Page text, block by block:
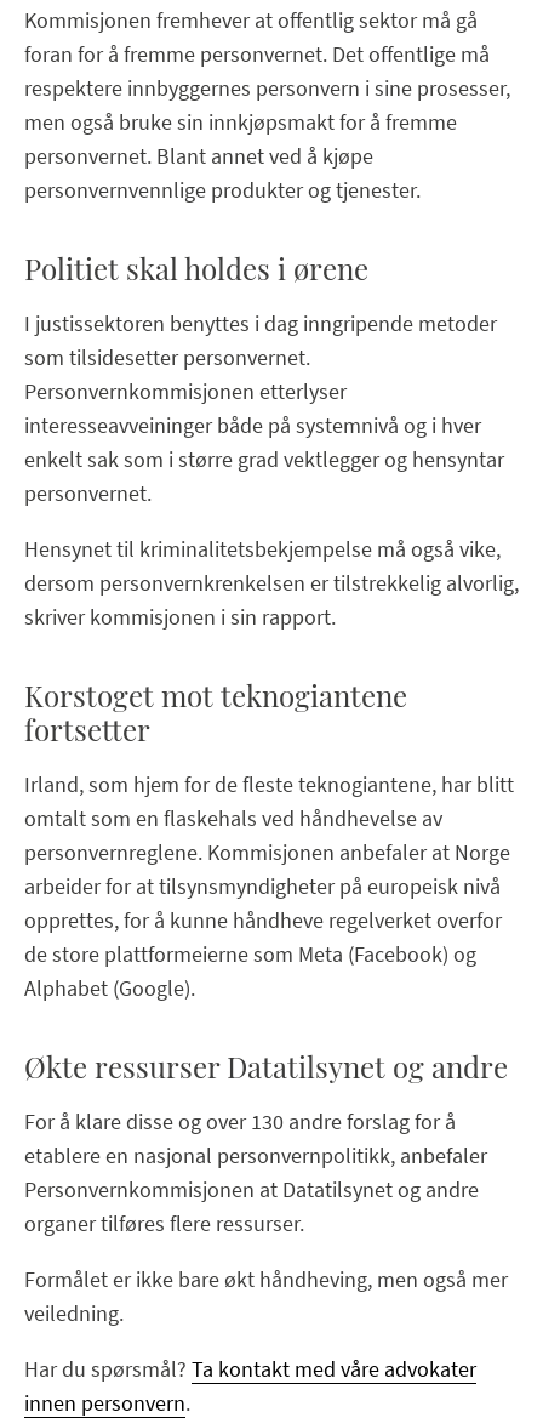
Kommisjonen fremhever at offentlig sektor må gå
foran for å fremme personvernet. Det offentlige må
respektere innbyggernes personvern i sine prosesser,
men også bruke sin innkjøpsmakt for å fremme
personvernet. Blant annet ved å kjøpe
personvernvennlige produkter og tjenester.
Politiet skal holdes i ørene
I justissektoren benyttes i dag inngripende metoder
som tilsidesetter personvernet.
Personvernkommisjonen etterlyser
interesseavveininger både på systemnivå og i hver
enkelt sak som i større grad vektlegger og hensyntar
personvernet.
Hensynet til kriminalitetsbekjempelse må også vike,
dersom personvernkrenkelsen er tilstrekkelig alvorlig,
skriver kommisjonen i sin rapport.
Korstoget mot teknogiantene
fortsetter
Irland, som hjem for de fleste teknogiantene, har blitt
omtalt som en flaskehals ved håndhevelse av
personvernreglene. Kommisjonen anbefaler at Norge
arbeider for at tilsynsmyndigheter på europeisk nivå
opprettes, for å kunne håndheve regelverket overfor
de store plattformeierne som Meta (Facebook) og
Alphabet (Google).
Økte ressurser Datatilsynet og andre
For å klare disse og over 130 andre forslag for å
etablere en nasjonal personvernpolitikk, anbefaler
Personvernkommisjonen at Datatilsynet og andre
organer tilføres flere ressurser.
Formålet er ikke bare økt håndheving, men også mer
veiledning.
Har du spørsmål? Ta kontakt med våre advokater
innen personvern.